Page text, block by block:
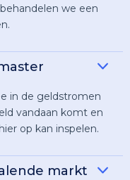
we een
in de geldstromen
vandaan komt en
op kan inspelen.
markt